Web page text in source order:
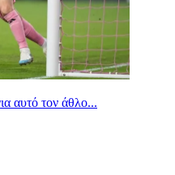
αυτό τον άθλο...